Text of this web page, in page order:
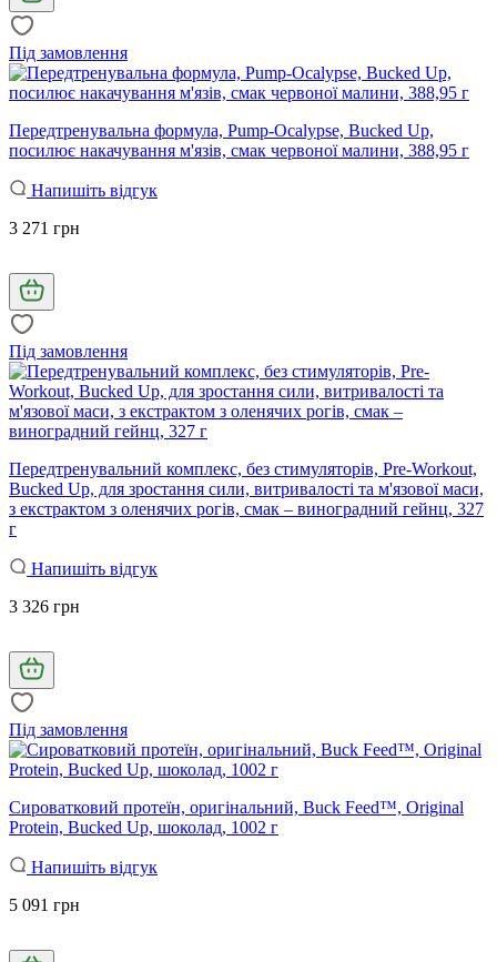
Під замовлення
Передтренувальна формула, Pump-Ocalypse, Bucked Up,
посилює накачування м'язів, смак червоної малини, 388,95 г
Напишіть відгук
3 271 грн
Під замовлення
Передтренувальний комплекс, без стимуляторів, Pre-Workout,
Bucked Up, для зростання сили, витривалості та м'язової маси,
з екстрактом з оленячих рогів, смак – виноградний гейнц, 327
г
Напишіть відгук
3 326 грн
Під замовлення
Сироватковий протеїн, оригінальний, Buck Feed™, Original
Protein, Bucked Up, шоколад, 1002 г
Напишіть відгук
5 091 грн